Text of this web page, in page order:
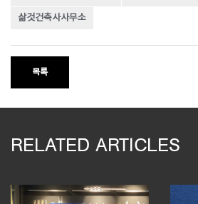
삶것건축사사무소
목록
RELATED ARTICLES